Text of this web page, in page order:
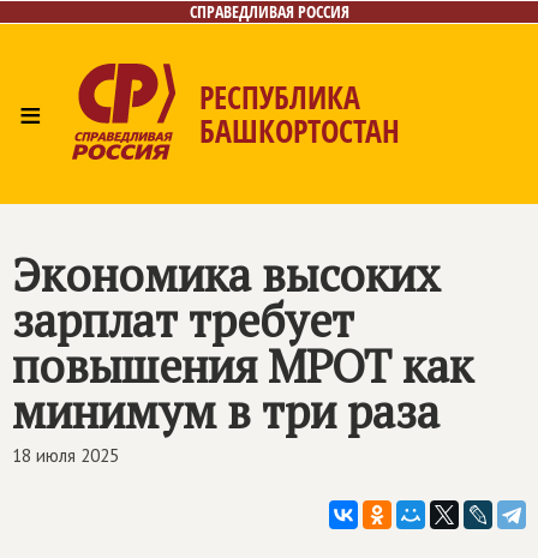
СПРАВЕДЛИВАЯ РОССИЯ
≡ РЕСПУБЛИКА
БАШКОРТОСТАН
Экономика высоких
зарплат требует
повышения МРОТ как
минимум в три раза
18 июля 2025